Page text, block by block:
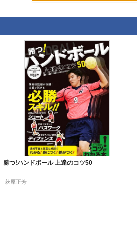
勝つ!ハンドボール 上達のコツ50
萩原正芳